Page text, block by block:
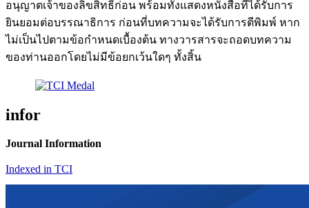
อนุญาตเจ้าของลิขสิทธิ์ก่อน พร้อมทั้งแสดงหนังสือที่ได้รับการ
ยินยอมต่อบรรณาธิการ ก่อนที่บทความจะได้รับการตีพิมพ์ หาก
ไม่เป็นไปตามข้อกำหนดเบื้องต้น ทางวารสารจะถอดบทความ
ของท่านออกโดยไม่มีข้อยกเว้นใดๆ ทั้งสิ้น
infor
Journal Information
Indexed in TCI